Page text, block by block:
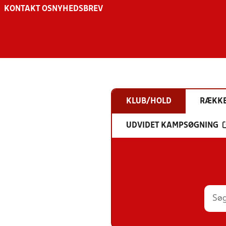
KONTAKT OS NYHEDSBREV
KLUB/HOLD
UDVIDET KAMPSØGNING